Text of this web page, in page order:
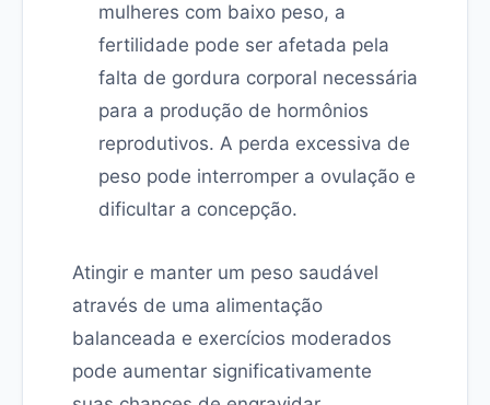
mulheres com baixo peso, a
fertilidade pode ser afetada pela
falta de gordura corporal necessária
para a produção de hormônios
reprodutivos. A perda excessiva de
peso pode interromper a ovulação e
dificultar a concepção.
Atingir e manter um peso saudável
através de uma alimentação
balanceada e exercícios moderados
pode aumentar significativamente